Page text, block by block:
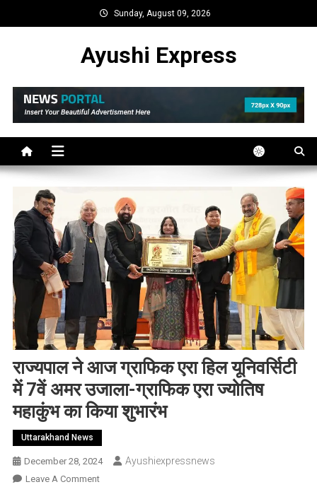
to
Sunday, August 09, 2026
Ayushi Express
राज्यपाल ने आज ग्राफिक एरा हिल यूनिवर्सिटी
में 7वें अमर उजाला-ग्राफिक एरा ज्योतिष
महाकुंभ का किया शुभारंभ
Uttarakhand News
December 28, 2024 Ayushiexpressnews
Leave A CommentOn